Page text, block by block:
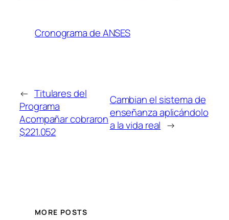
Cronograma de ANSES
← Titulares del
Programa
Acompañar cobraron
$221.052
Cambian el sistema de
enseñanza aplicándolo
a la vida real →
MORE POSTS